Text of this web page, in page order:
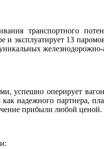
транспортного
эксплуатирует 13
успешно оперирует
надежного партнера,
прибыли любой ценой.